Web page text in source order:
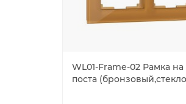
WL01-Frame-02 Рамка на
поста